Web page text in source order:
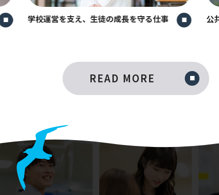
学校運営を支え、生徒の成長を守る仕事 公
READ MORE